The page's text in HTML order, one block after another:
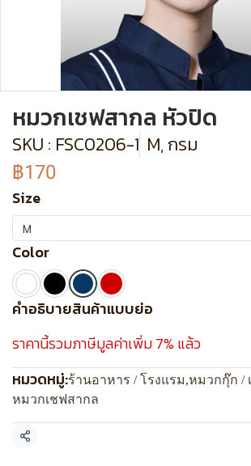
หมวกเชฟสากล หัวปิด
SKU : FSC0206-1 M, กรม
฿170
Size
M
Color
คำอธิบายสินค้าแบบย่อ
ราคานี้รวมภาษีมูลค่าเพิ่ม 7% แล้ว
หมวดหมู่:ร้านอาหาร / โรงแรม,หมวกกุ๊ก /
หมวกเชฟสากล
แชร์